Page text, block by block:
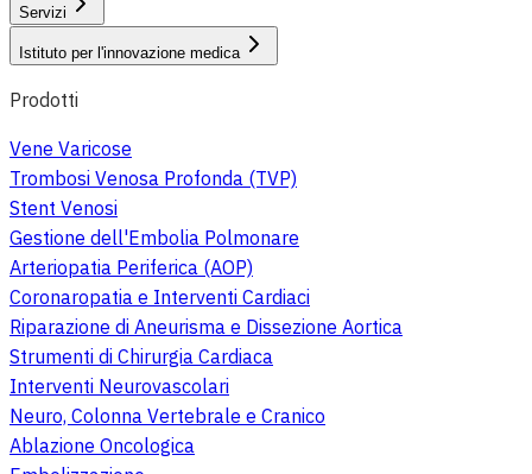
Servizi
Istituto per l'innovazione medica
Prodotti
Vene Varicose
Trombosi Venosa Profonda (TVP)
Stent Venosi
Gestione dell'Embolia Polmonare
Arteriopatia Periferica (AOP)
Coronaropatia e Interventi Cardiaci
Riparazione di Aneurisma e Dissezione Aortica
Strumenti di Chirurgia Cardiaca
Interventi Neurovascolari
Neuro, Colonna Vertebrale e Cranico
Ablazione Oncologica